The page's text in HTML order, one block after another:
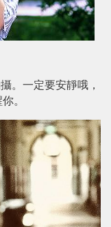
。一定要安靜哦，
。